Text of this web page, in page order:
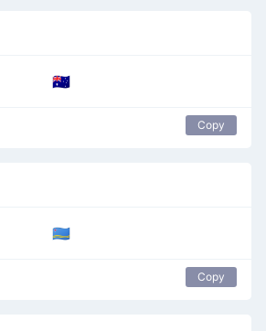
🇦🇺
Copy
🇦🇼
Copy